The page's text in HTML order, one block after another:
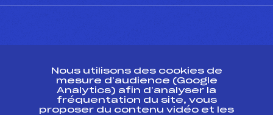
Ressources
Nous utilisons des cookies de
mesure d’audience (Google
Analytics) afin d’analyser la
fréquentation du site, vous
proposer du contenu vidéo et les